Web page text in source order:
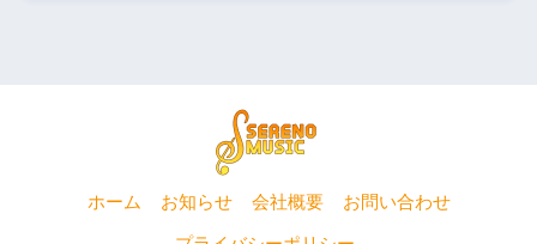
ホーム お知らせ 会社概要 お問い合わせ